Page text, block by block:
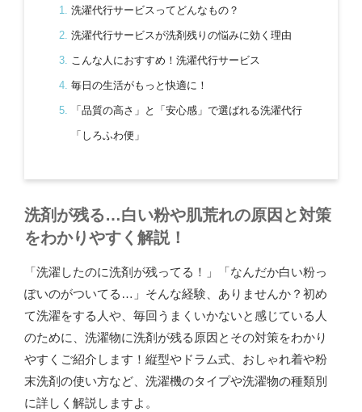
洗濯代行サービスってどんなもの？
洗濯代行サービスが洗剤残りの悩みに効く理由
こんな人におすすめ！洗濯代行サービス
毎日の生活がもっと快適に！
「品質の高さ」と「安心感」で選ばれる洗濯代行
「しろふわ便」
洗剤が残る…白い粉や肌荒れの原因と対策
をわかりやすく解説！
「洗濯したのに洗剤が残ってる！」「なんだか白い粉っ
ぽいのがついてる…」そんな経験、ありませんか？初め
て洗濯をする人や、毎回うまくいかないと感じている人
のために、洗濯物に洗剤が残る原因とその対策をわかり
やすくご紹介します！縦型やドラム式、おしゃれ着や粉
末洗剤の使い方など、洗濯機のタイプや洗濯物の種類別
に詳しく解説しますよ。